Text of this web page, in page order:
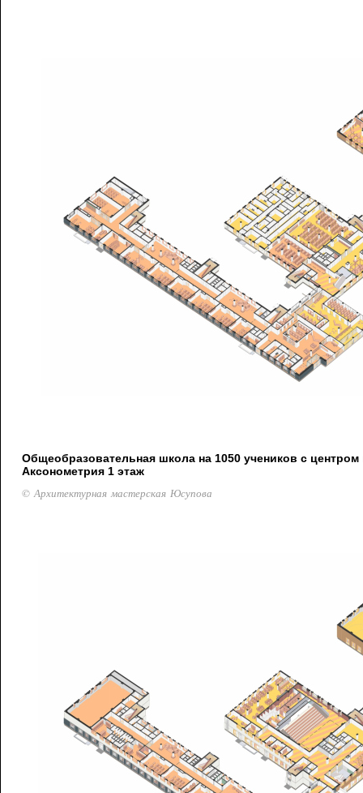
Общеобразовательная школа на 1050 учеников с центром
Аксонометрия 1 этаж
© Архитектурная мастерская Юсупова